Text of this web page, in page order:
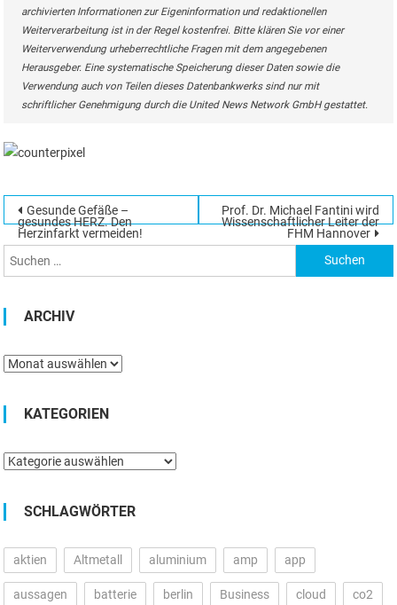
archivierten Informationen zur Eigeninformation und redaktionellen
Weiterverarbeitung ist in der Regel kostenfrei. Bitte klären Sie vor einer
Weiterverwendung urheberrechtliche Fragen mit dem angegebenen
Herausgeber. Eine systematische Speicherung dieser Daten sowie die
Verwendung auch von Teilen dieses Datenbankwerks sind nur mit
schriftlicher Genehmigung durch die United News Network GmbH gestattet.
Beitragsnavigation
Gesunde Gefäße –
gesundes HERZ. Den
Herzinfarkt vermeiden!
Prof. Dr. Michael Fantini wird
Wissenschaftlicher Leiter der
FHM Hannover
Suchen
ARCHIV
Archiv
KATEGORIEN
Kategorien
SCHLAGWÖRTER
aktien Altmetall aluminium amp app
aussagen batterie berlin Business cloud co2